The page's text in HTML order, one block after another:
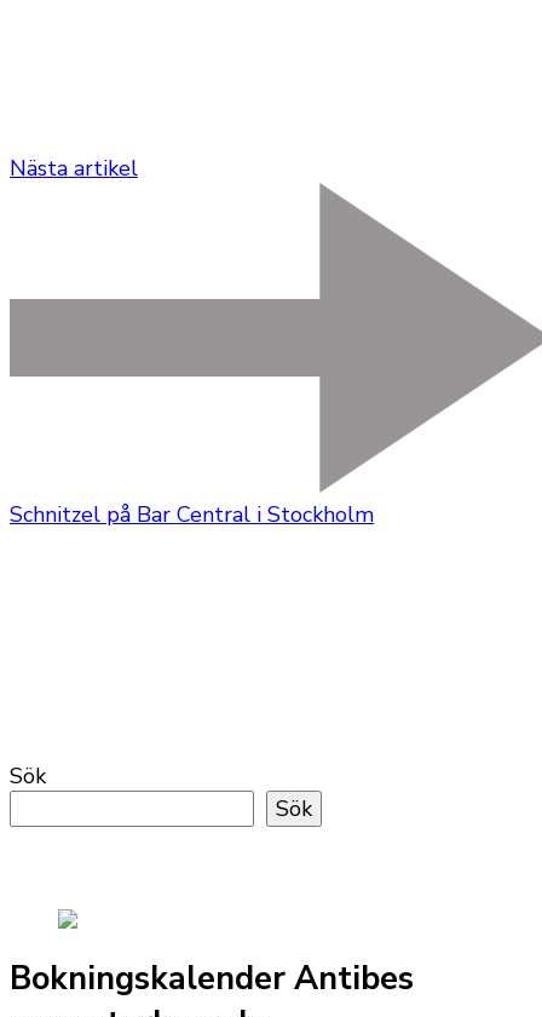
Nästa artikel
Schnitzel på Bar Central i Stockholm
Sök
Sök
Bokningskalender Antibes